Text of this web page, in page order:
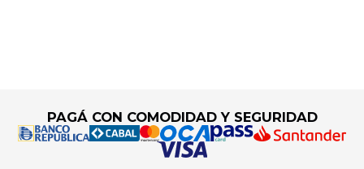
PAGÁ CON COMODIDAD Y SEGURIDAD